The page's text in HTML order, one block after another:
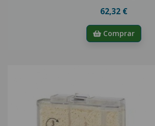
62,32 €
Comprar